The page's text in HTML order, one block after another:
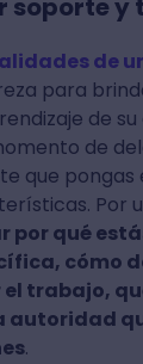
soporte
de
para
de
de
que
Por
por qué
cómo
trabajo,
autoridad
.